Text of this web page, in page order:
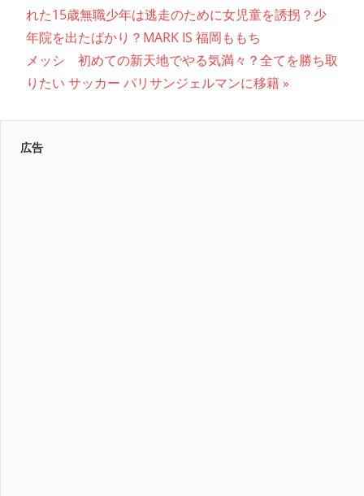
稿
ナ
ビ
ゲ
ー
の
記
事:
れた15歳無職少年は逃走のために女児童を誘拐？少
年院を出たばかり？MARK IS 福岡ももち
次
の
メッシ 初めての新天地でやる気満々？全てを勝ち取
りたい サッカー パリサンジェルマンに移籍
広告